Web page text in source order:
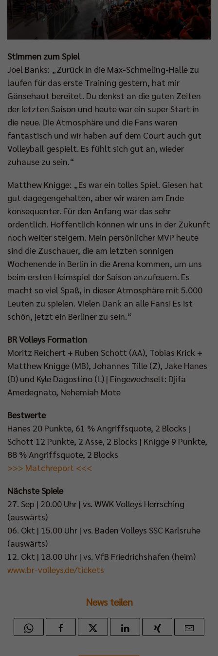
Stimmen zum Spiel
Joel Banks: „Zurück in die Max-Schmeling-Halle zu
laufen für das erste Training gestern, hat mir
Gänsehaut bereitet. Du denkst an die guten Zeiten
der letzten Saison und heute war ein super Start in
die neue. Die Atmosphäre und die Fans waren
fantastisch und wir haben auf dem Court auch gut
Volleyball gespielt. Es fühlt sich gut an, wieder
zuhause zu sein.“
Matthew Knigge: „Es war ein tolles Spiel. Giesen hat
gut dagegengehalten, aber wir waren am Ende
konsequenter. Für den Anfang war das sehr
ordentlich. Hoffentlich können wir uns in der Zukunft
noch weiter steigern. Mein persönlicher MVP heute
sind die Zuschauer, die am letzten sonnigen
Wochenende in Berlin in die Arena kommen, um uns
beim ersten Heimspiel der Saison anzufeuern. Es
macht so viel Spaß, in dieser Atmosphäre mit 5.000
Leuten zu spielen. Vielen Dank an alle Fans! Es ist
schön, jetzt ein Berliner zu sein.“
BR Volleys Formation
Moritz Reichert + Ruben Schott (AA), Tobias Krick +
Matthew Knigge (MB), Johannes Tille (Z), Jake Hanes
(D) und Kyle Dagostino (L) | Eingewechselt: Djifa
Amedegnato, Nehemiah Mote
Bestwerte
Hanes 20 Punkte, 61 % Angriffsquote, 2 Blocks |
Schott 12 Punkte, 2 Asse, 2 Blocks | Knigge 9 Punkte,
88 % Angriffsquote, 2 Blocks
>>> Matchreport <<<
Nächste Spiele
27. Sep | 20.00 Uhr | vs. WWK Volleys Herrsching
(auswärts)
06. Okt | 15.00 Uhr | vs. Baden Volleys SSC Karlsruhe
(auswärts)
12. Okt | 18.00 Uhr | vs. VfB Friedrichshafen (heim)
www.br-volleys.de/tickets
News teilen